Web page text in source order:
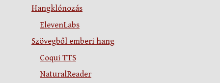
Hangklónozás
ElevenLabs
Szövegből emberi hang
Coqui TTS
NaturalReader